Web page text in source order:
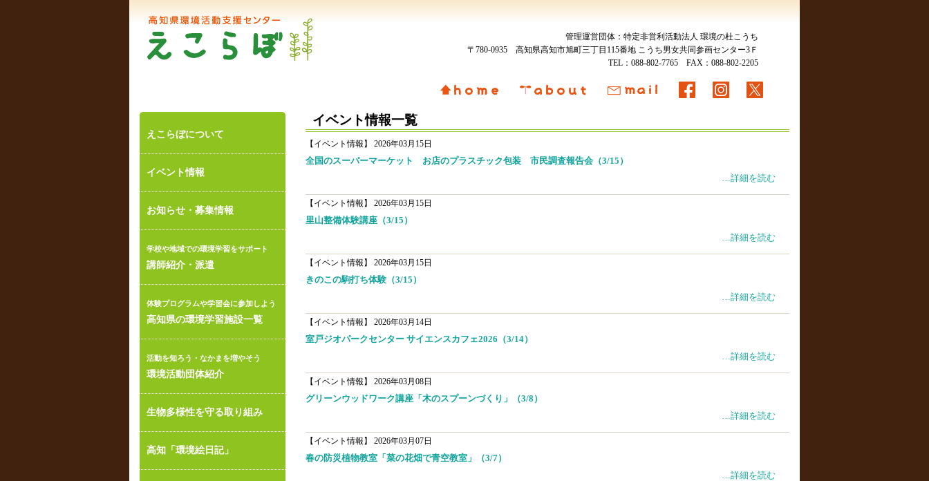
管理運営団体：特定非営利活動法人 環境の杜こうち
〒780-0935 高知県高知市旭町三丁目115番地 こうち男女共同参画センター3Ｆ
TEL： 088-802-7765 FAX：088-802-2205
えこらぼについて
イベント情報
お知らせ・募集情報
学校や地域での環境学習をサポート
講師紹介・派遣
体験プログラムや学習会に参加しよう
高知県の環境学習施設一覧
活動を知ろう・なかまを増やそう
環境活動団体紹介
生物多様性を守る取り組み
高知「環境絵日記」
イベント情報一覧
【イベント情報】
2026年03月15日
全国のスーパーマーケット お店のプラスチック包装 市民調査報告会（3/15）
…詳細を読む
【イベント情報】
2026年03月15日
里山整備体験講座（3/15）
…詳細を読む
【イベント情報】
2026年03月15日
きのこの駒打ち体験（3/15）
…詳細を読む
【イベント情報】
2026年03月14日
室戸ジオパークセンター サイエンスカフェ2026（3/14）
…詳細を読む
【イベント情報】
2026年03月08日
グリーンウッドワーク講座「木のスプーンづくり」（3/8）
…詳細を読む
【イベント情報】
2026年03月07日
春の防災植物教室「菜の花畑で青空教室」（3/7）
…詳細を読む